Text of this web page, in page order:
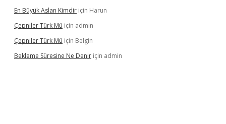
En Büyük Aslan Kimdir için Harun
Çepniler Türk Mü için admin
Çepniler Türk Mü için Belgin
Bekleme Süresine Ne Denir için admin